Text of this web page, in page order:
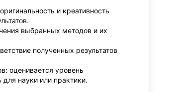
и креативность
выбранных методов и их
полученных результатов
оценивается уровень
для науки или практики.